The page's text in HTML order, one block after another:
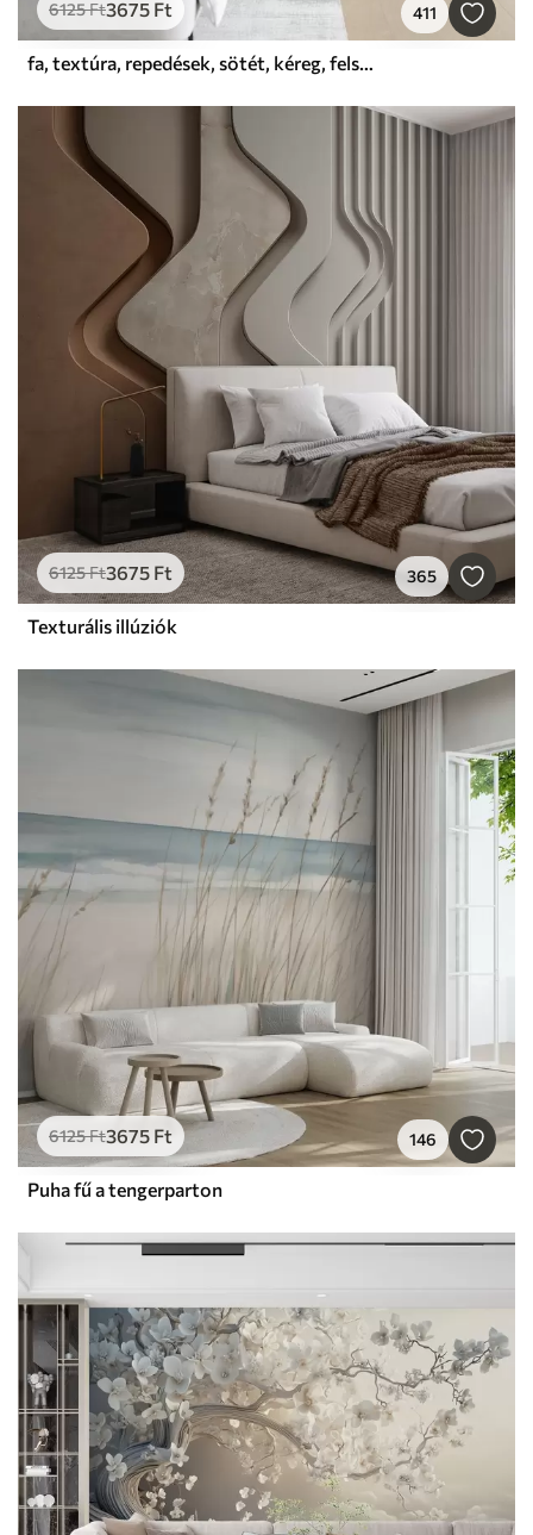
6125Ft3675 Ft 411
fa, textúra, repedések, sötét, kéreg, felszín
6125Ft3675 Ft 365
Texturális illúziók
6125Ft3675 Ft 146
Puha fű a tengerparton